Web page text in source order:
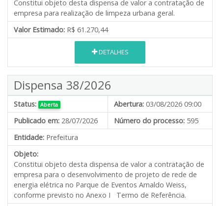
Constitui objeto desta dispensa de valor a contratação de
empresa para realização de limpeza urbana geral.
Valor Estimado: R$ 61.270,44
DETALHES
Dispensa 38/2026
Status: Aberta Abertura: 03/08/2026 09:00
Publicado em: 28/07/2026 Número do processo: 595
Entidade: Prefeitura
Objeto:
Constitui objeto desta dispensa de valor a contratação de
empresa para o desenvolvimento de projeto de rede de
energia elétrica no Parque de Eventos Arnaldo Weiss,
conforme previsto no Anexo I Termo de Referência.